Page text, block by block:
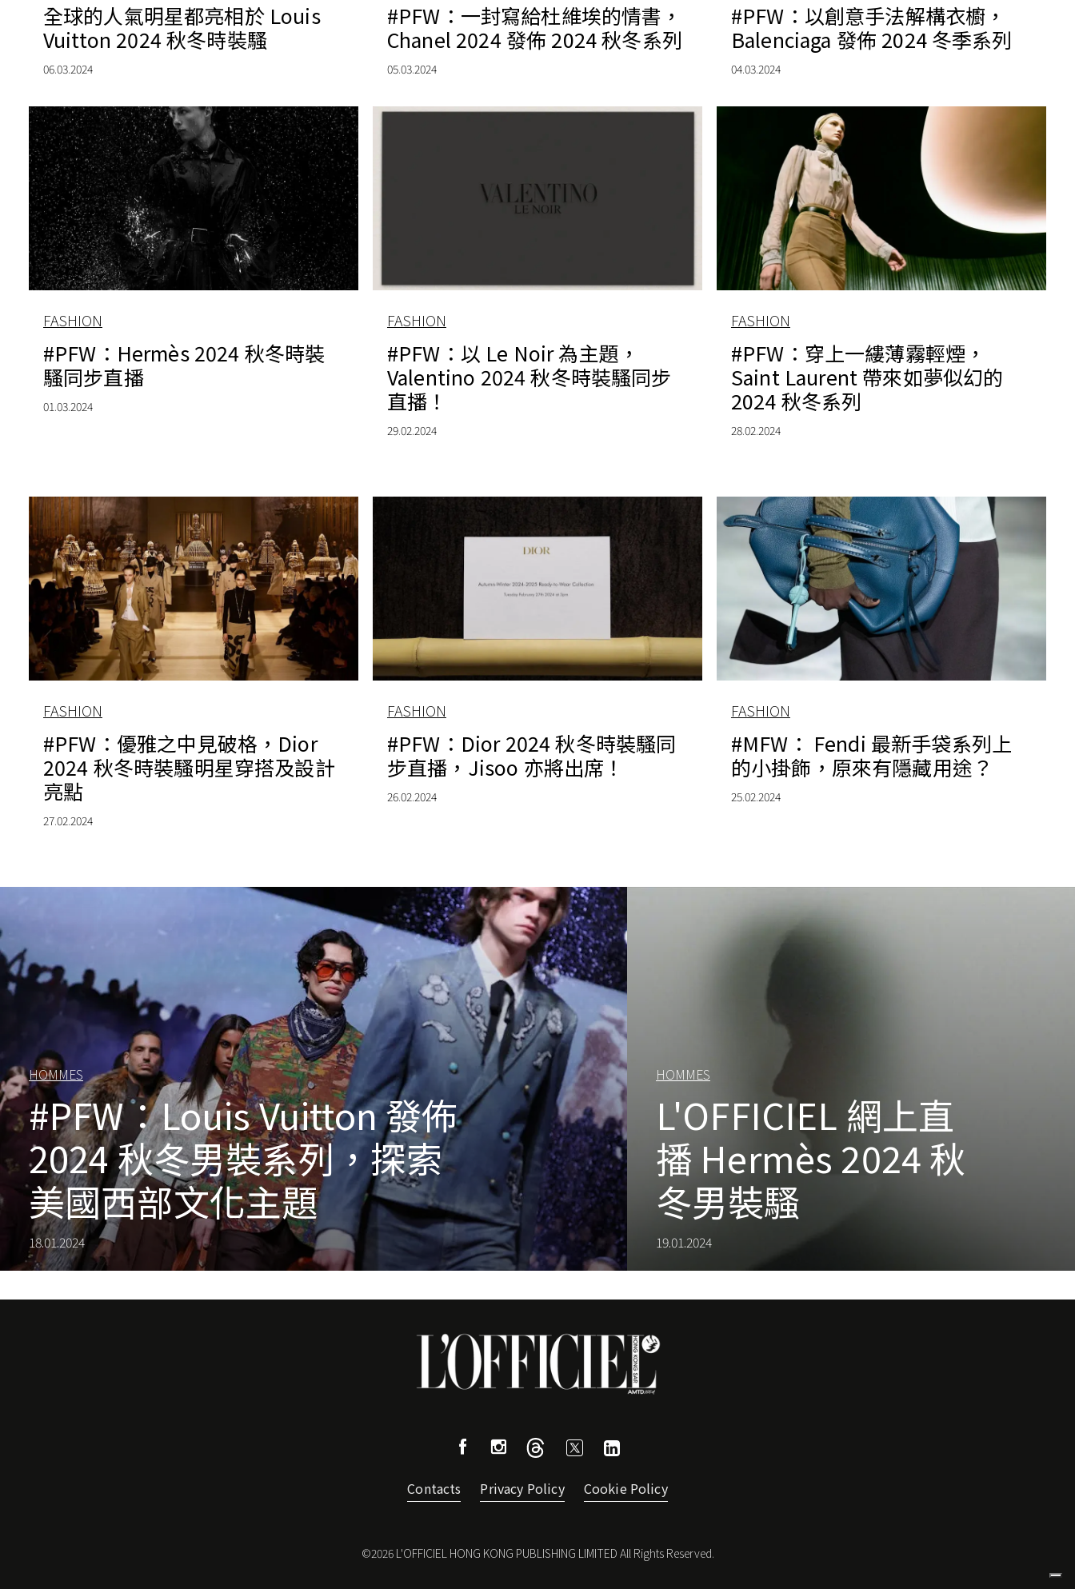
全球的人氣明星都亮相於 Louis
Vuitton 2024 秋冬時裝騷
06.03.2024
#PFW：一封寫給杜維埃的情書，
Chanel 2024 發佈 2024 秋冬系列
05.03.2024
#PFW：以創意手法解構衣櫥，
Balenciaga 發佈 2024 冬季系列
04.03.2024
FASHION
#PFW：Hermès 2024 秋冬時裝
騷同步直播
01.03.2024
FASHION
#PFW：以 Le Noir 為主題，
Valentino 2024 秋冬時裝騷同步
直播！
29.02.2024
FASHION
#PFW：穿上一縷薄霧輕煙，
Saint Laurent 帶來如夢似幻的
2024 秋冬系列
28.02.2024
FASHION
#PFW：優雅之中見破格，Dior
2024 秋冬時裝騷明星穿搭及設計
亮點
27.02.2024
FASHION
#PFW：Dior 2024 秋冬時裝騷同
步直播，Jisoo 亦將出席！
26.02.2024
FASHION
#MFW： Fendi 最新手袋系列上
的小掛飾，原來有隱藏用途？
25.02.2024
HOMMES
#PFW：Louis Vuitton 發佈
2024 秋冬男裝系列，探索
美國西部文化主題
18.01.2024
HOMMES
L'OFFICIEL 網上直
播 Hermès 2024 秋
冬男裝騷
19.01.2024
Contacts Privacy Policy Cookie Policy
©2026L'OFFICIEL HONG KONG PUBLISHING LIMITED All Rights Reserved.